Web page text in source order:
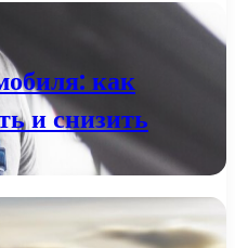
как
и снизить